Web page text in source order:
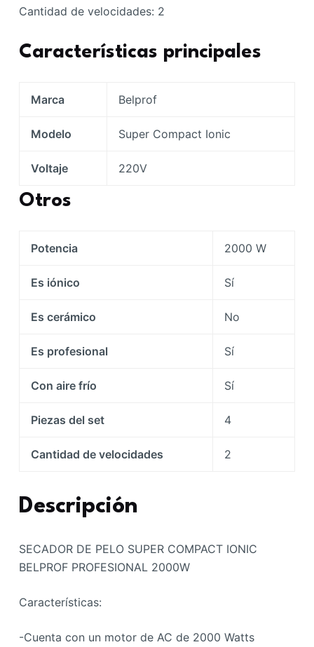
Cantidad de velocidades: 2
Características principales
Marca Belprof
Modelo Super Compact Ionic
Voltaje 220V
Otros
Potencia 2000 W
Es iónico Sí
Es cerámico No
Es profesional Sí
Con aire frío Sí
Piezas del set 4
Cantidad de velocidades 2
Descripción
SECADOR DE PELO SUPER COMPACT IONIC
BELPROF PROFESIONAL 2000W
Características:
-Cuenta con un motor de AC de 2000 Watts